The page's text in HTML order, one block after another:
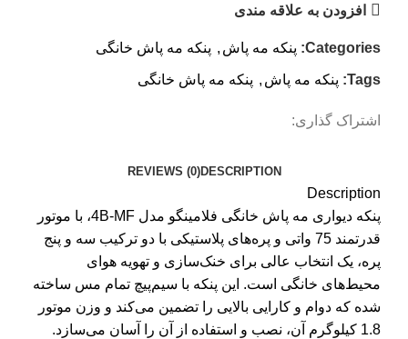
افزودن به علاقه مندی
Categories: پنکه مه پاش , پنکه مه پاش خانگی
Tags: پنکه مه پاش , پنکه مه پاش خانگی
اشتراک گذاری:
DESCRIPTION
REVIEWS (0)
Description
پنکه دیواری مه پاش خانگی فلامینگو مدل 4B-MF، با موتور
قدرتمند 75 واتی و پره‌های پلاستیکی با دو ترکیب سه و پنج
پره، یک انتخاب عالی برای خنک‌سازی و تهویه هوای
محیط‌های خانگی است. این پنکه با سیم‌پیچ تمام مس ساخته
شده که دوام و کارایی بالایی را تضمین می‌کند و وزن موتور
1.8 کیلوگرم آن، نصب و استفاده از آن را آسان می‌سازد.